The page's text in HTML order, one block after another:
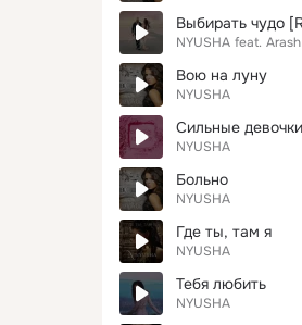
Выбирать чудо
NYUSHA feat. Arash
Вою на луну
NYUSHA
Сильные девочки
NYUSHA
Больно
NYUSHA
Где ты, там я
NYUSHA
Тебя любить
NYUSHA